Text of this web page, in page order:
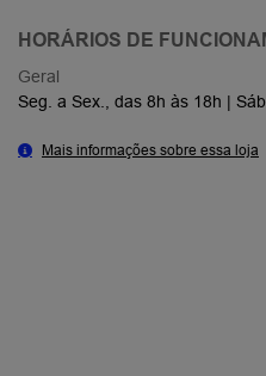
HORÁRIOS DE
Geral
Seg. a Sex., das 8h às 18h |
Mais informações sobre essa loja